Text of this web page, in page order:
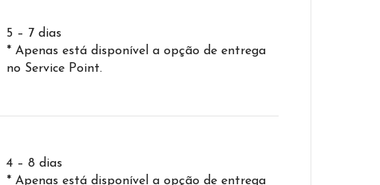
5 – 7 dias
* Apenas está disponível a opção de entrega
no Service Point.
4 – 8 dias
* Apenas está disponível a opção de entrega